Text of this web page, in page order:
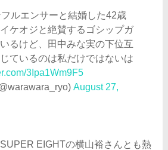
ルエンサーと結婚した42歳
ケオジと絶賛するゴシップガ
るけど、田中みな実の下位互
ているのは私だけではないは
3Ipa1Wm9F5
August 27,
EIGHTの横山裕さんとも熱